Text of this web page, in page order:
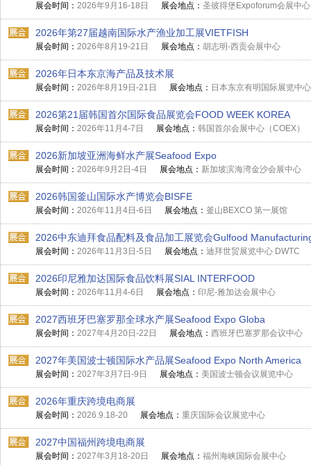
展会时间： 2026年9月16-18日 展会地点： 圣彼得堡Expoforum会展中心
2026年第27届越南国际水产渔业加工展VIETFISH
展会时间： 2026年8月19-21日 展会地点： 胡志明-西贡会展中心
2026年日本东京海产品及技术展
展会时间： 2026年8月19日-21日 展会地点： 日本东京有明国际展览中心
2026第21届韩国首尔国际食品展览会FOOD WEEK KOREA
展会时间： 2026年11月4-7日 展会地点： 韩国首尔会展中心（COEX）
2026新加坡亚洲海鲜水产展Seafood Expo
展会时间： 2026年9月2日-4日 展会地点： 新加坡滨海湾金沙会展中心
2026韩国釜山国际水产博览会BISFE
展会时间： 2026年11月4日-6日 展会地点： 釜山BEXCO 第一展馆
2026中东迪拜食品配料及食品加工展览会Gulfood
展会时间： 2026年11月3日-5日 展会地点： 迪拜世贸展览中心 DWTC
2026印尼雅加达国际食品饮料展SIAL INTERFOOD
展会时间： 2026年11月4-6日 展会地点： 印尼-雅加达会展中心
2027西班牙巴塞罗那全球水产展Seafood Expo Globa
展会时间： 2027年4月20日-22日 展会地点： 西班牙巴塞罗那会议中心
2027年美国波士顿国际水产品展Seafood Expo North America
展会时间： 2027年3月7日-9日 展会地点： 美国波士顿会议展览中心
2026年重庆跨境电商展
展会时间： 2026.9.18-20 展会地点： 重庆国际会议展览中心
2027中国福州跨境电商展
展会时间： 2027年3月18-20日 展会地点： 福州海峡国际会展中心